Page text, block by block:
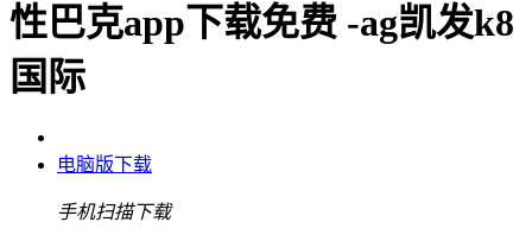
性巴克app下载免费 -ag凯发k8
国际
电脑版下载
手机扫描下载